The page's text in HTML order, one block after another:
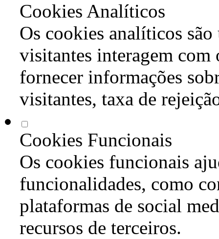
Cookies Analíticos
Os cookies analíticos são
visitantes interagem com
fornecer informações
visitantes, taxa de
Cookies Funcionais
Os cookies funcionais
funcionalidades, como
plataformas de social
recursos de terceiros.